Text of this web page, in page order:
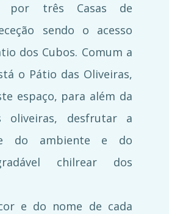
por três Casas de
sendo o acesso
dos Cubos. Comum a
o Pátio das Oliveiras,
espaço, para além da
oliveiras, desfrutar a
do ambiente e do
chilrear dos
e do nome de cada